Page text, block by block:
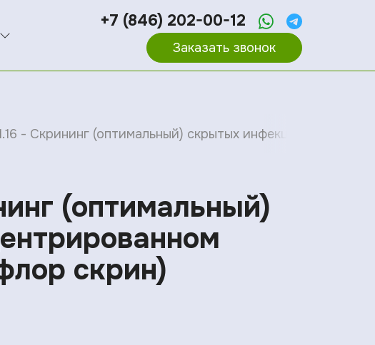
+7 (846) 202-00-12
Заказать звонок
- Скрининг (оптимальный) скрытых инфекций у
(оптимальный)
скрин)